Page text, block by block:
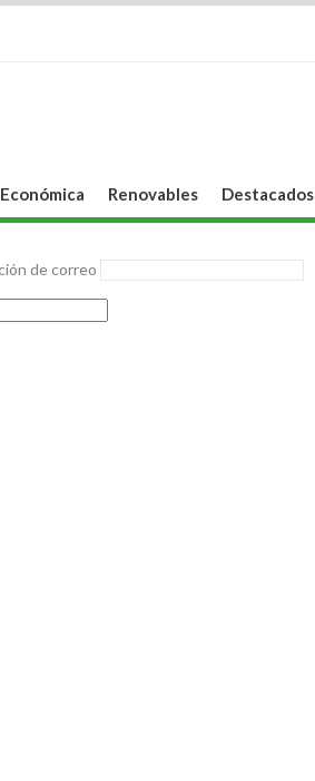
Renovables Destacados
de correo